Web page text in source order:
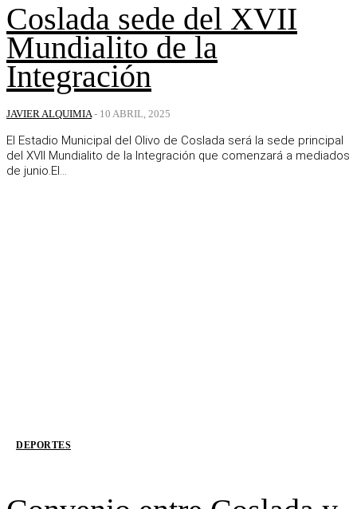
Coslada sede del XVII
Mundialito de la
Integración
JAVIER ALQUIMIA - 10 ABRIL, 2025
El Estadio Municipal del Olivo de Coslada será la sede principal
del XVII Mundialito de la Integración que comenzará a mediados
de junio.El...
DEPORTES